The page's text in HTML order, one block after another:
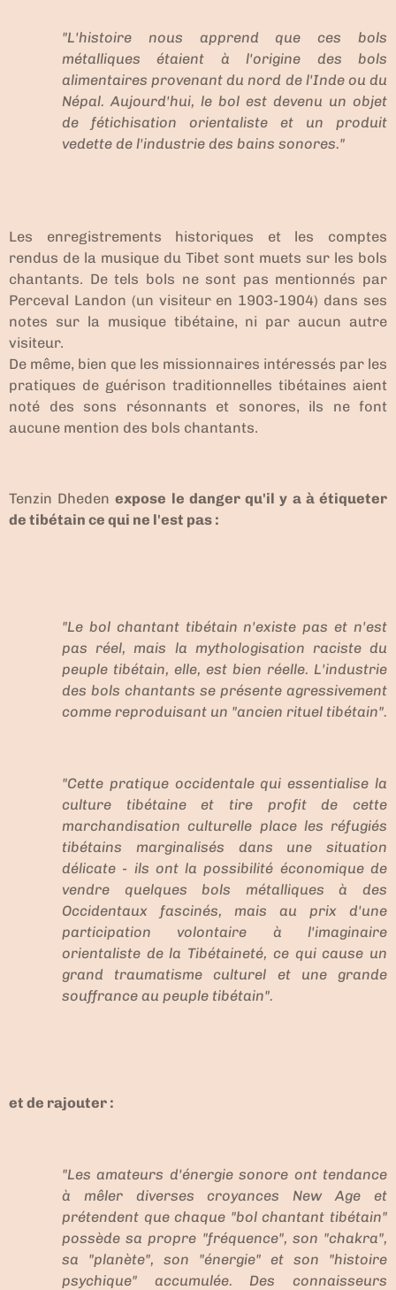
"L'histoire nous apprend que ces bols
métalliques étaient à l'origine des bols
alimentaires provenant du nord de l'Inde ou du
Népal. Aujourd'hui, le bol est devenu un objet
de fétichisation orientaliste et un produit
vedette de l'industrie des bains sonores."
Les enregistrements historiques et les comptes
rendus de la musique du Tibet sont muets sur les bols
chantants. De tels bols ne sont pas mentionnés par
Perceval Landon (un visiteur en 1903-1904) dans ses
notes sur la musique tibétaine, ni par aucun autre
visiteur.
De même, bien que les missionnaires intéressés par les
pratiques de guérison traditionnelles tibétaines aient
noté des sons résonnants et sonores, ils ne font
aucune mention des bols chantants.
Tenzin Dhedenexpose le danger qu'il y a à étiqueter
de tibétain ce qui ne l'est pas :
"Le bol chantant tibétain n'existe pas et n'est
pas réel, mais la mythologisation raciste du
peuple tibétain, elle, est bien réelle. L'industrie
des bols chantants se présente agressivement
comme reproduisant un "ancien rituel tibétain".
"Cette pratique occidentale qui essentialise la
culture tibétaine et tire profit de cette
marchandisation culturelle place les réfugiés
tibétains marginalisés dans une situation
délicate - ils ont la possibilité économique de
vendre quelques bols métalliques à des
Occidentaux fascinés, mais au prix d'une
participation volontaire à l'imaginaire
orientaliste de la Tibétaineté, ce qui cause un
grand traumatisme culturel et une grande
souffrance au peuple tibétain".
et de rajouter :
"Les amateurs d'énergie sonore ont tendance
à mêler diverses croyances New Age et
prétendent que chaque "bol chantant tibétain"
possède sa propre "fréquence", son "chakra",
sa "planète", son "énergie" et son "histoire
psychique" accumulée. Des connaisseurs